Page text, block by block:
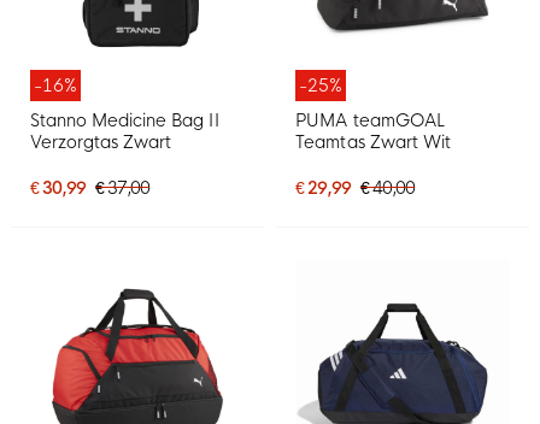
-16%
Stanno Medicine Bag II
Verzorgtas Zwart
€ 30,99 € 37,00
-25%
PUMA teamGOAL
Teamtas Zwart Wit
€ 29,99 € 40,00